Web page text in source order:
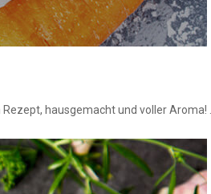
hausgemacht und voller Aroma! ...